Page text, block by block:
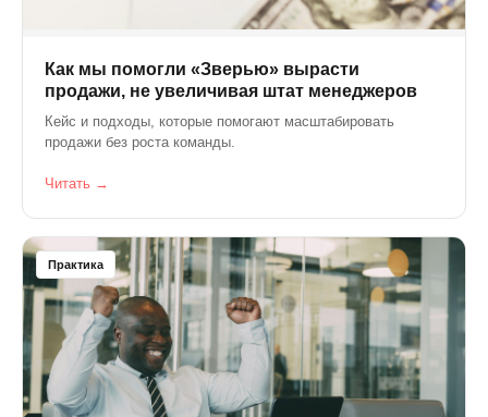
Как мы помогли «Зверью» вырасти
продажи, не увеличивая штат менеджеров
Кейс и подходы, которые помогают масштабировать
продажи без роста команды.
Читать →
Практика